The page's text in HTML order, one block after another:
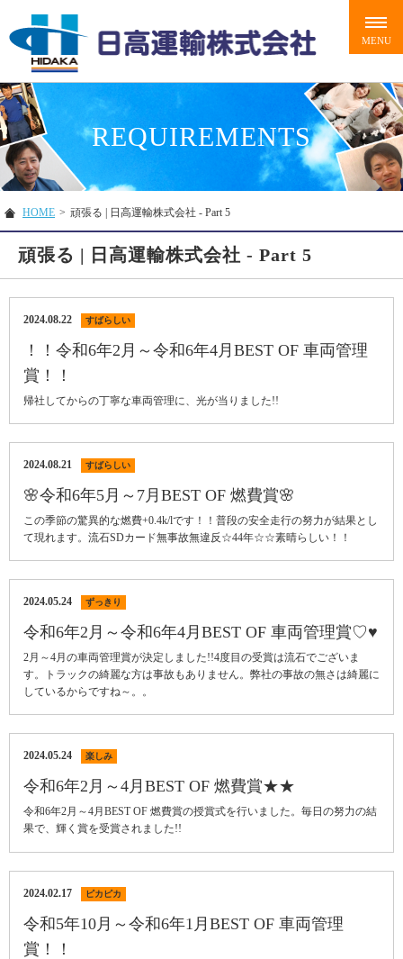
REQUIREMENTS
HOME > 頑張る | 日高運輸株式会社 - Part 5
頑張る | 日高運輸株式会社 - Part 5
2024.08.22 すばらしい
！！令和6年2月～令和6年4月BEST OF 車両管理
賞！！
帰社してからの丁寧な車両管理に、光が当りました!!
2024.08.21 すばらしい
🌸令和6年5月～7月BEST OF 燃費賞🌸
この季節の驚異的な燃費+0.4k/lです！！普段の安全走行の努力が結果とし
て現れます。流石SDカード無事故無違反☆44年☆☆素晴らしい！！
2024.05.24 ずっきり
令和6年2月～令和6年4月BEST OF 車両管理賞♡♥
2月～4月の車両管理賞が決定しました!!4度目の受賞は流石でございま
す。トラックの綺麗な方は事故もありません。弊社の事故の無さは綺麗に
しているからですね～。。
2024.05.24 楽しみ
令和6年2月～4月BEST OF 燃費賞★★
令和6年2月～4月BEST OF 燃費賞の授賞式を行いました。毎日の努力の結
果で、輝く賞を受賞されました!!
2024.02.17 ピカピカ
令和5年10月～令和6年1月BEST OF 車両管理
賞！！